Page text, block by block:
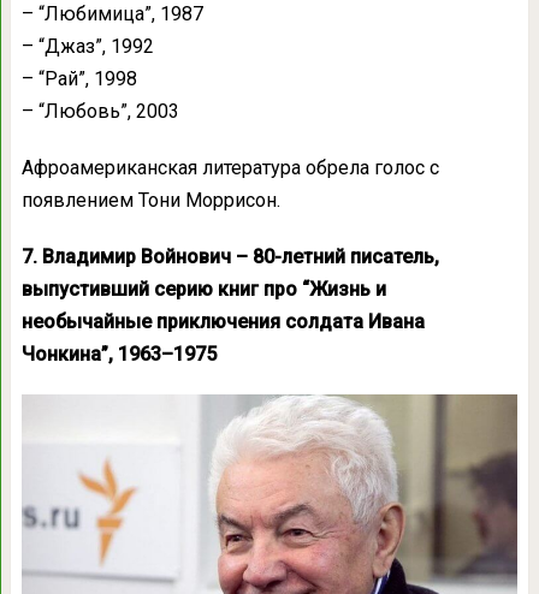
– “Любимица”, 1987
– “Джаз”, 1992
– “Рай”, 1998
– “Любовь”, 2003
Афроамериканская литература обрела голос с
появлением Тони Моррисон.
7. Владимир Войнович – 80-летний писатель,
выпустивший серию книг про “Жизнь и
необычайные приключения солдата Ивана
Чонкина”, 1963–1975